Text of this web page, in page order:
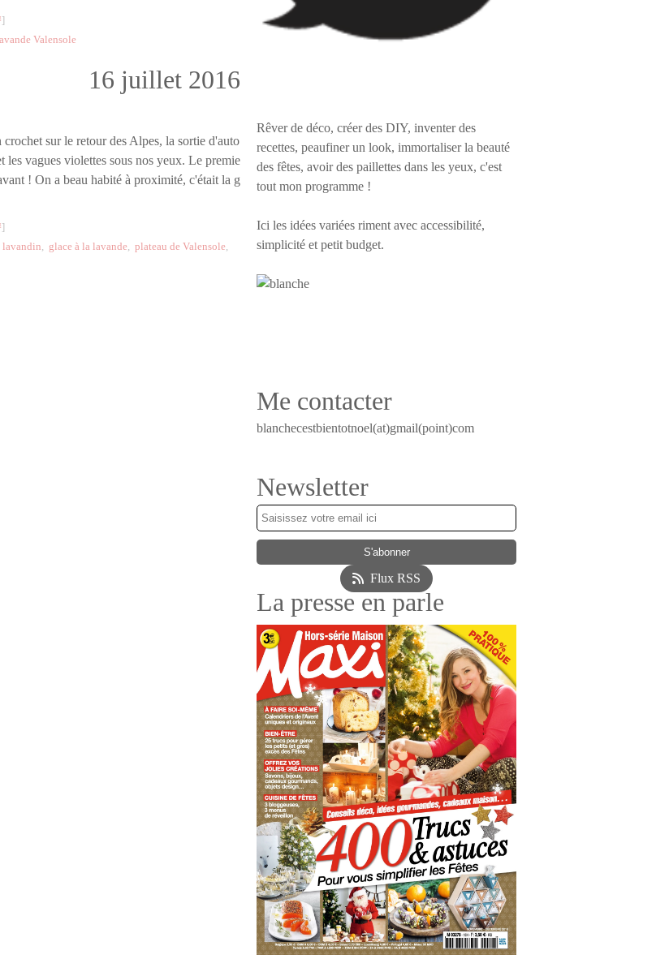
]
Valensole
16 juillet 2016
sur le retour des Alpes, la sortie d'auto
les vagues violettes sous nos yeux. Le premie
! On a beau habité à proximité, c'était la g
]
lavandin, glace à la lavande, plateau de Valensole,
Rêver de déco, créer des DIY, inventer des
recettes, peaufiner un look, immortaliser la beauté
des fêtes, avoir des paillettes dans les yeux, c'est
tout mon programme !
Ici les idées variées riment avec accessibilité,
simplicité et petit budget.
Me contacter
blanchecestbientotnoel(at)gmail(point)com
Newsletter
Flux RSS
La presse en parle